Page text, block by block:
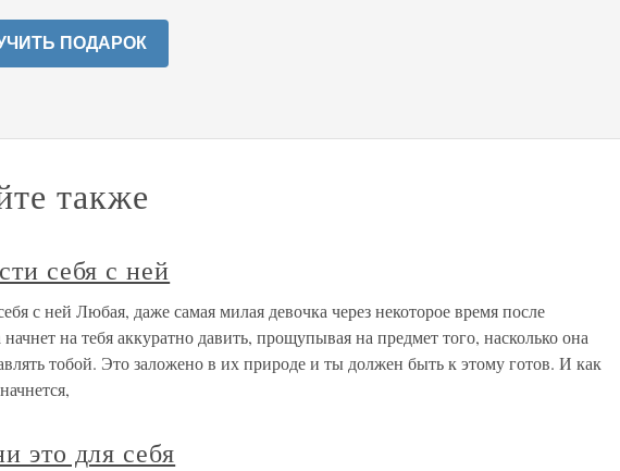
ПОДАРОК
также
себя с ней
с ней Любая, даже самая милая девочка через некоторое время после
начнет на тебя аккуратно давить, прощупывая на предмет того, насколько она
тобой. Это заложено в их природе и ты должен быть к этому готов. И как
это для себя